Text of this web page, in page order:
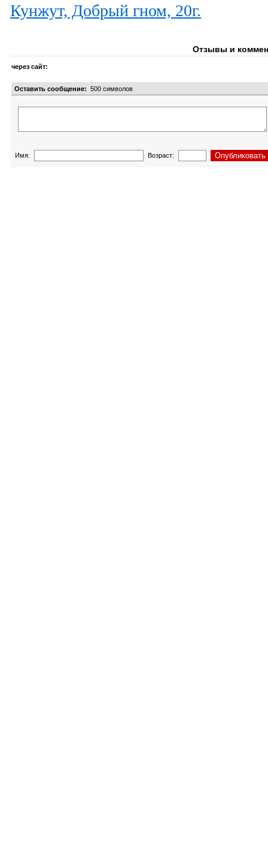
Кунжут, Добрый гном, 20г.
Отзывы и
через сайт:
Оставить сообщение: 500 символов
Имя: Возраст: